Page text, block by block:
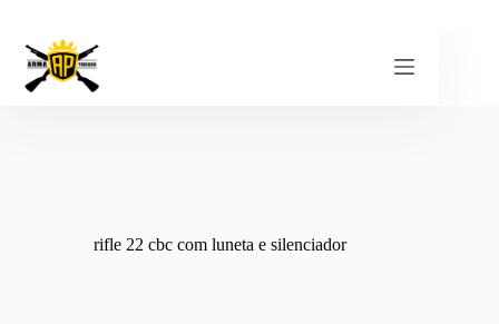
conteúdo
rifle 22 cbc com luneta e silenciador